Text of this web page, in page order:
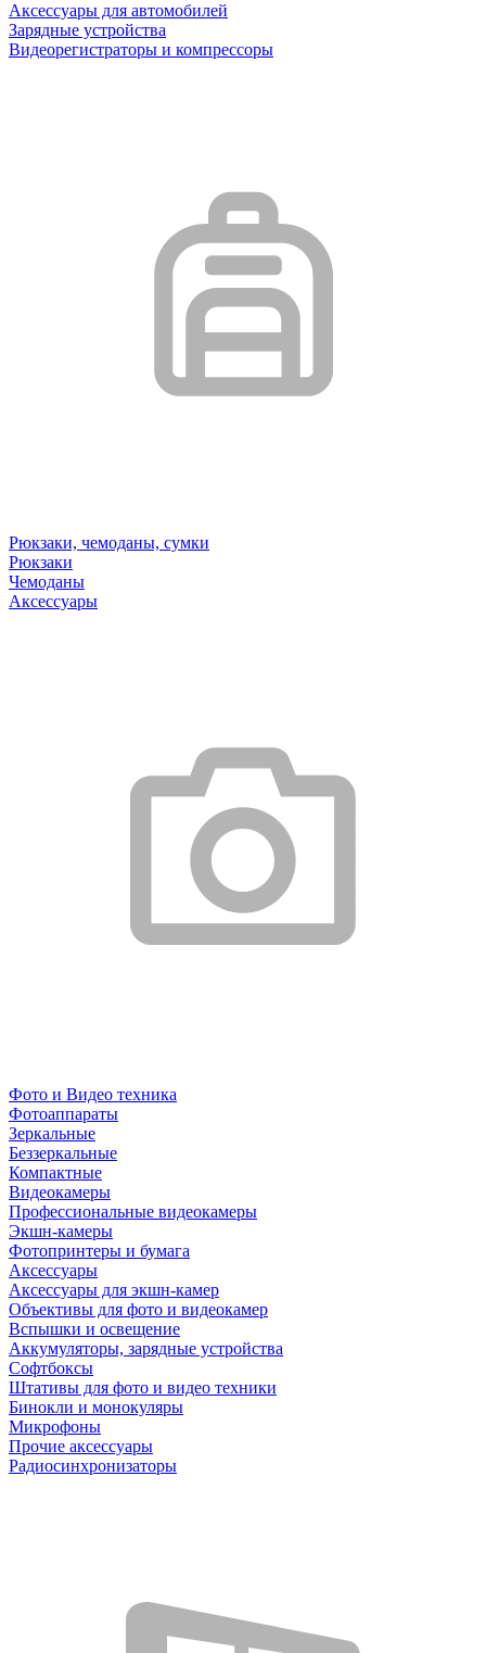
Аксессуары для автомобилей
Зарядные устройства
Видеорегистраторы и компрессоры
Рюкзаки, чемоданы, сумки
Рюкзаки
Чемоданы
Аксессуары
Фото и Видео техника
Фотоаппараты
Зеркальные
Беззеркальные
Компактные
Видеокамеры
Профессиональные видеокамеры
Экшн-камеры
Фотопринтеры и бумага
Аксессуары
Аксессуары для экшн-камер
Объективы для фото и видеокамер
Вспышки и освещение
Аккумуляторы, зарядные устройства
Софтбоксы
Штативы для фото и видео техники
Бинокли и монокуляры
Микрофоны
Прочие аксессуары
Радиосинхронизаторы